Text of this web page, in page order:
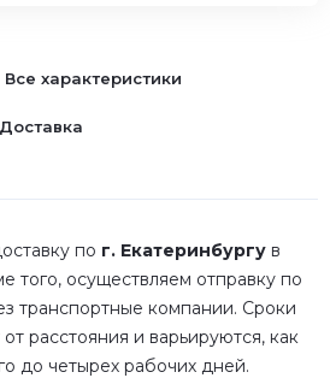
Все характеристики
Доставка
по г. Екатеринбургу в
того, осуществляем отправку по
транспортные компании. Сроки
от расстояния и варьируются, как
до четырех рабочих дней.